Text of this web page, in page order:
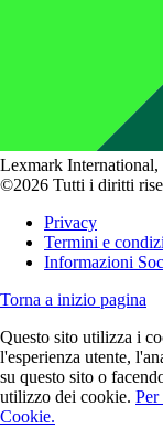
Lexmark
©2026 Tutti i diritti
Privacy
Termini e
Informazioni
Torna a inizio pagina
Questo sito utilizza i
l'esperienza utente,
su questo sito o
utilizzo dei cookie.
Cookie.